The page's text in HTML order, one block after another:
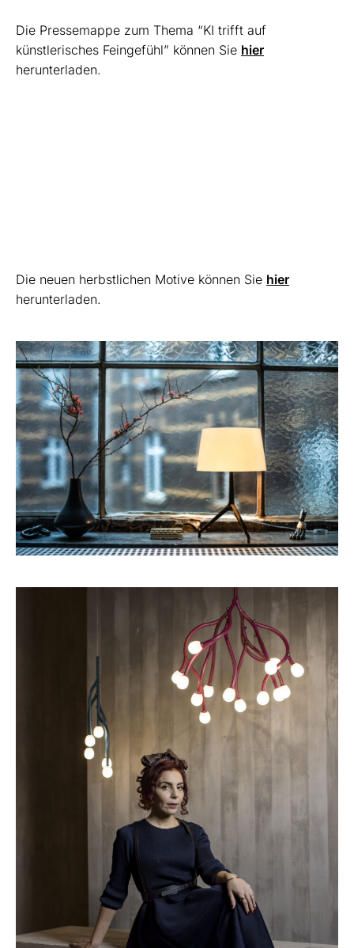
Die Pressemappe zum Thema “KI trifft auf
künstlerisches Feingefühl” können Sie hier
herunterladen.
Die neuen herbstlichen Motive können Sie hier
herunterladen.